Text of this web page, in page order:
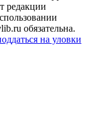
редакции
обязательна.
на уловки